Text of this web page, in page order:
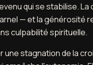
qui se stabilise.
— et la générosité
culpabilité spirituelle.
une stagnation de la